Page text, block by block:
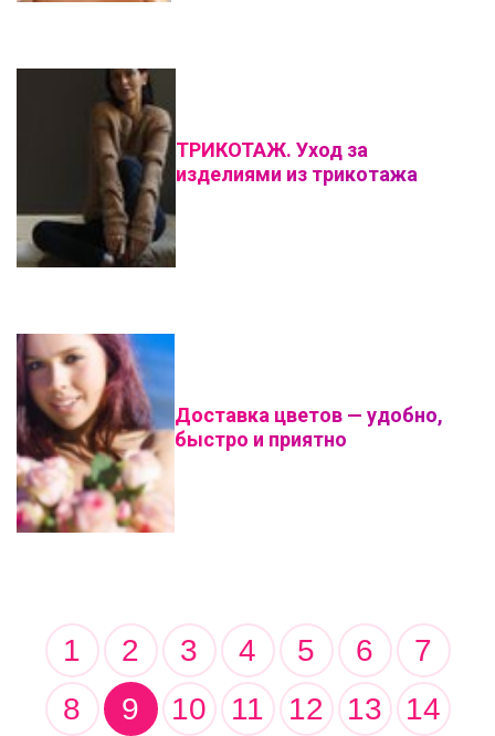
ТРИКОТАЖ. Уход за
изделиями из трикотажа
Доставка цветов — удобно,
быстро и приятно
1 2 3 4 5 6
7
8
9 10 11 12 13 14